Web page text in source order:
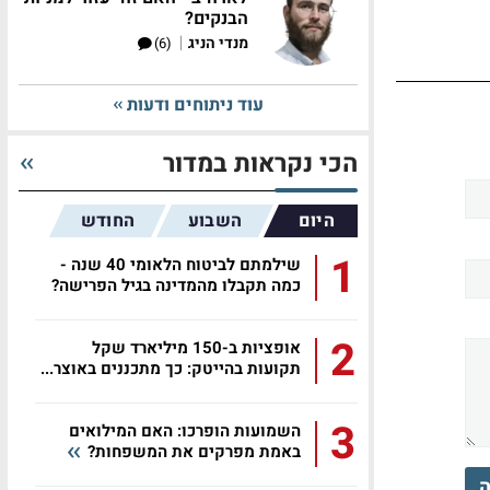
הבנקים?
מנדי הניג |
(6)
עוד ניתוחים ודעות
הכי נקראות במדור
היום השבוע החודש
1
שילמתם לביטוח הלאומי 40 שנה -
כמה תקבלו מהמדינה בגיל הפרישה?
2
אופציות ב-150 מיליארד שקל
תקועות בהייטק: כך מתכננים באוצר...
3
השמועות הופרכו: האם המילואים
באמת מפרקים את המשפחות?